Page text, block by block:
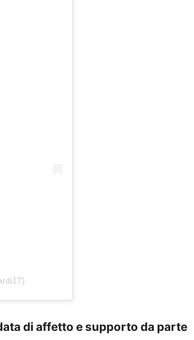
di affetto e supporto da parte